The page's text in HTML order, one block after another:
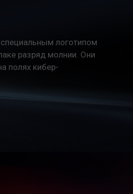
логотипом
разряд молнии. Они
полях кибер-